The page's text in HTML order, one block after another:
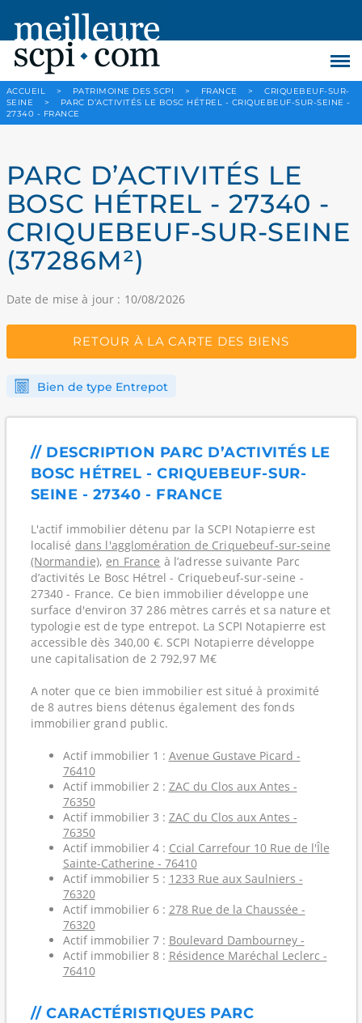
ACCUEIL > PATRIMOINE DES SCPI > FRANCE >
CRIQUEBEUF-SUR-
SEINE
>
PARC D’ACTIVITÉS LE BOSC HÉTREL - CRIQUEBEUF-SUR-SEINE -
27340 - FRANCE
PARC D’ACTIVITÉS LE
BOSC HÉTREL - 27340 -
CRIQUEBEUF-SUR-SEINE
(37286M²)
Date de mise à jour : 10/08/2026
RETOUR À LA CARTE DES BIENS
Bien de type Entrepot
// DESCRIPTION PARC D’ACTIVITÉS LE
BOSC HÉTREL - CRIQUEBEUF-SUR-
SEINE - 27340 - FRANCE
L'actif immobilier détenu par la SCPI Notapierre est
localisé dans l'agglomération de Criquebeuf-sur-seine
(Normandie), en France à l’adresse suivante Parc
d’activités Le Bosc Hétrel - Criquebeuf-sur-seine -
27340 - France. Ce bien immobilier développe une
surface d'environ 37 286 mètres carrés et sa nature et
typologie est de type entrepot. La SCPI Notapierre est
accessible dès 340,00 €. SCPI Notapierre développe
une capitalisation de 2 792,97 M€
A noter que ce bien immobilier est situé à proximité
de 8 autres biens détenus également des fonds
immobilier grand public.
Actif immobilier 1 : Avenue Gustave Picard -
76410
Actif immobilier 2 : ZAC du Clos aux Antes -
76350
Actif immobilier 3 : ZAC du Clos aux Antes -
76350
Actif immobilier 4 : Ccial Carrefour 10 Rue de l'Île
Sainte-Catherine - 76410
Actif immobilier 5 : 1233 Rue aux Saulniers -
76320
Actif immobilier 6 : 278 Rue de la Chaussée -
76320
Actif immobilier 7 : Boulevard Dambourney -
Actif immobilier 8 : Résidence Maréchal Leclerc -
76410
// CARACTÉRISTIQUES PARC